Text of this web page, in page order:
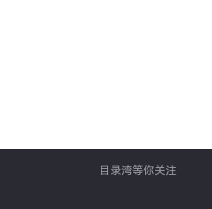
目录湾等你关注